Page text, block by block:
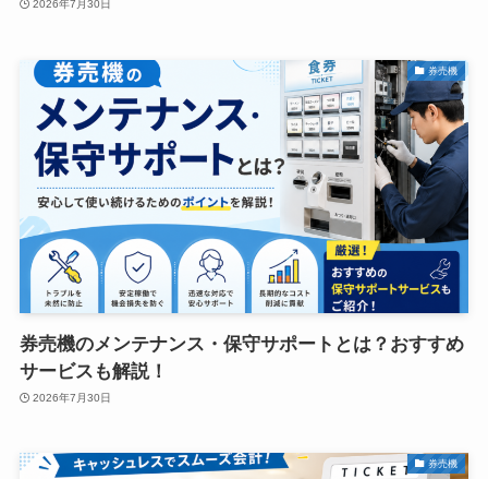
2026年7月30日
券売機
券売機のメンテナンス・保守サポートとは？おすすめ
サービスも解説！
2026年7月30日
券売機